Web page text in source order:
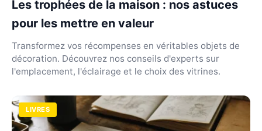
Les trophées de la maison : nos astuces
pour les mettre en valeur
Transformez vos récompenses en véritables objets de
décoration. Découvrez nos conseils d'experts sur
l'emplacement, l'éclairage et le choix des vitrines.
LIVRES